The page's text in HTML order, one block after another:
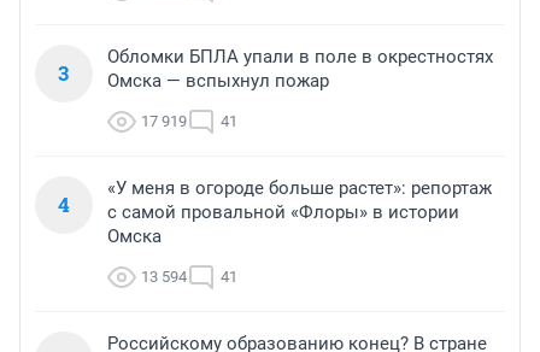
3
Обломки БПЛА упали в поле в окрестностях
Омска — вспыхнул пожар
17 919 41
4
«У меня в огороде больше растет»: репортаж
с самой провальной «Флоры» в истории
Омска
13 594 41
Российскому образованию конец? В стране